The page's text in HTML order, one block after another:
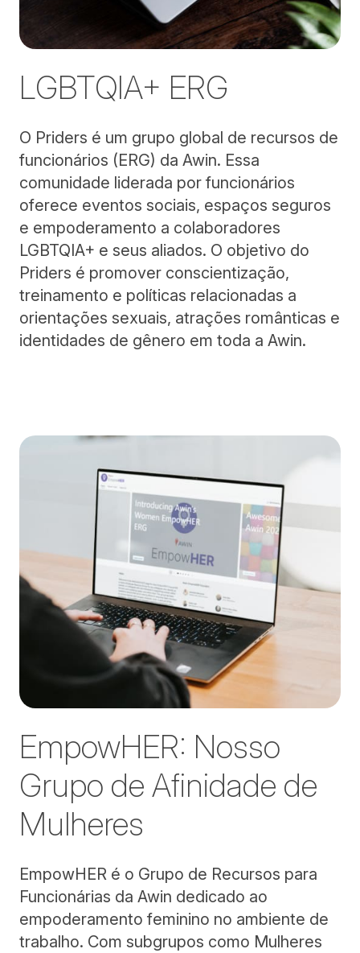
LGBTQIA+ ERG
O Priders é um grupo global de recursos de
funcionários (ERG) da Awin. Essa
comunidade liderada por funcionários
oferece eventos sociais, espaços seguros
e empoderamento a colaboradores
LGBTQIA+ e seus aliados. O objetivo do
Priders é promover conscientização,
treinamento e políticas relacionadas a
orientações sexuais, atrações românticas e
identidades de gênero em toda a Awin.
EmpowHER: Nosso
Grupo de Afinidade de
Mulheres
EmpowHER é o Grupo de Recursos para
Funcionárias da Awin dedicado ao
empoderamento feminino no ambiente de
trabalho. Com subgrupos como Mulheres